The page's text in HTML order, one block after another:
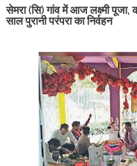
सेमरा (सि) गांव में आज लक्ष्मी पूजा,
साल पुरानी परंपरा का निर्वहन